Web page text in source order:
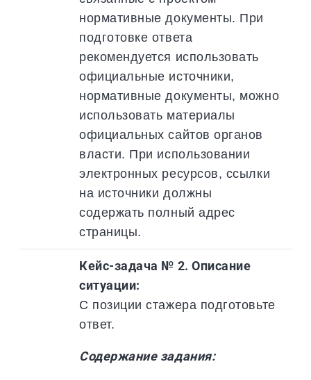
нормативные документы. При
подготовке ответа
рекомендуется использовать
официальные источники,
нормативные документы, можно
использовать материалы
официальных сайтов органов
власти. При использовании
электронных ресурсов, ссылки
на источники должны
содержать полный адрес
страницы.
Кейс-задача № 2. Описание
ситуации:
С позиции стажера подготовьте
ответ.
Содержание задания: